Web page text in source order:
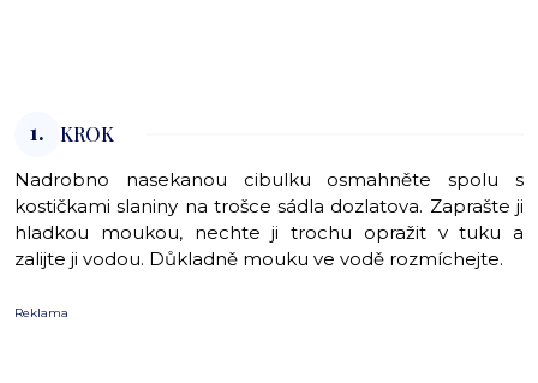
1. KROK
Nadrobno nasekanou cibulku osmahněte spolu s
kostičkami slaniny na trošce sádla dozlatova. Zaprašte ji
hladkou moukou, nechte ji trochu opražit v tuku a
zalijte ji vodou. Důkladně mouku ve vodě rozmíchejte.
Reklama